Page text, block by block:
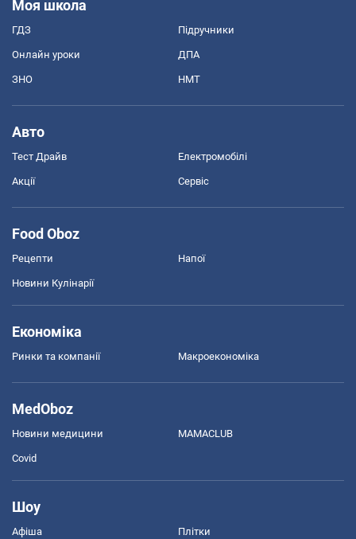
Моя школа
ГДЗ Підручники
Онлайн уроки ДПА
ЗНО НМТ
Авто
Тест Драйв Електромобілі
Акції Сервіс
Food Oboz
Рецепти Напої
Новини Кулінарії
Економіка
Ринки та компанії Макроекономіка
MedOboz
Новини медицини MAMACLUB
Covid
Шоу
Афіша Плітки